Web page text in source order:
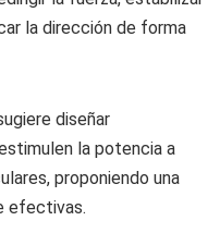
la dirección de forma
diseñar
la potencia a
proponiendo una
efectivas.